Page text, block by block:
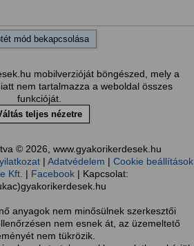
mód bekapcsolása
mobilverzióját böngészed, mely a
nem tartalmazza a weboldal összes
funkcióját.
teljes nézetre
© 2026, www.gyakorikerdesek.hu
| Adatvédelem | Cookie beállítások
Kft. | Facebook | Kapcsolat:
anyagok nem minősülnek szerkesztői
nem esnek át, az üzemeltető
nem tükrözik.